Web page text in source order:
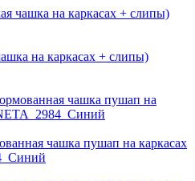
на каркасах + слипы)
чашка пушап на каркасах